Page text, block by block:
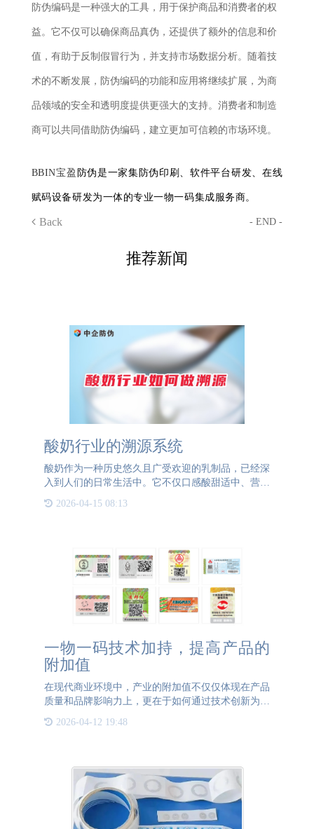
防伪编码是一种强大的工具，用于保护商品和消费者的权
益。它不仅可以确保商品真伪，还提供了额外的信息和价
值，有助于反制假冒行为，并支持市场数据分析。随着技
术的不断发展，防伪编码的功能和应用将继续扩展，为商
品领域的安全和透明度提供更强大的支持。消费者和制造
商可以共同借助防伪编码，建立更加可信赖的市场环境。
BBIN宝盈 防伪是一家集防伪印刷、软件平台研发、在线
赋码设备研发为一体的专业一物一码集成服务商。
Back - END -
推荐新闻
酸奶行业的溯源系统
酸奶作为一种历史悠久且广受欢迎的乳制品，已经深
入到人们的日常生活中。它不仅口感酸甜适中、营养
丰富，而且具有助消化、提高免疫力等多种健康益
处。因此，无论男女老少，酸奶都是他们饮食中的常
2026-04-15 08:13
一物一码技术加持，提高产品的
附加值
在现代商业环境中，产业的附加值不仅仅体现在产品
质量和品牌影响力上，更在于如何通过技术创新为消
费者提供更多的价值。一物一码技术作为一种新兴的
信息化管理手段，正在逐渐改变传统的产品管理和营
2026-04-12 19:48